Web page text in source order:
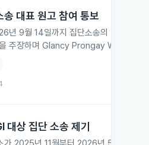
대표 원고 참여 통보
년 9월 14일까지 집단소송의 대표 원
주장하며 Glancy Prongay Wolke &
대상 집단 소송 제기